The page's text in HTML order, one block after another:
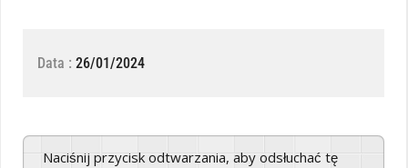
Data : 26/01/2024
Naciśnij przycisk odtwarzania, aby odsłuchać tę